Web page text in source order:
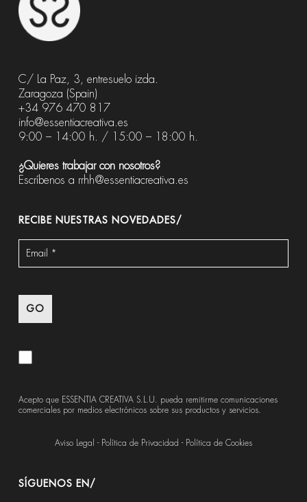
C/ La Paz, 3, entresuelo izda.
Zaragoza (Spain)
+34 976 470 817
info@essentiacreativa.es
9:00 – 14:00 h. / 15:00 – 18:00 h.
¿Quieres trabajar con nosotros?
Escríbenos a rrhh@essentiacreativa.es
RECIBE NUESTRAS NOVEDADES/
Acepto que ESSENTIA CREATIVA S.L.U. pueda remitirme comunicaciones
comerciales por medios electrónicos sobre sus productos y servicios.
Aviso Legal - Política de Privacidad - Política de Cookies
SÍGUENOS EN/